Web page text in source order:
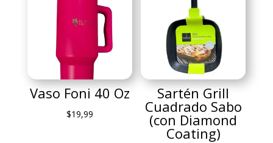
Vaso Foni 40 Oz
$19,99
Sartén Grill
Cuadrado Sabo
(con Diamond
Coating)